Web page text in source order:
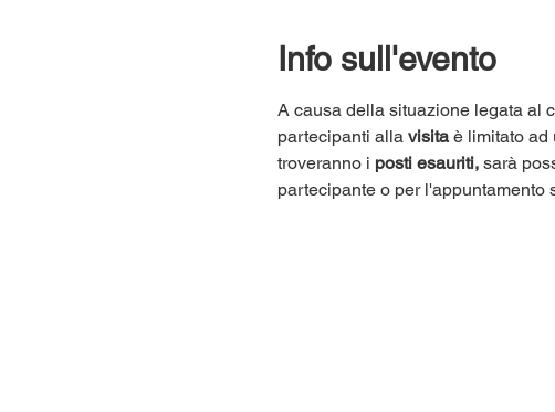
Info sull'evento
A causa della situazione legata al
partecipanti alla visita è limitato ad
troveranno i posti esauriti, sarà
partecipante o per l'appuntamento